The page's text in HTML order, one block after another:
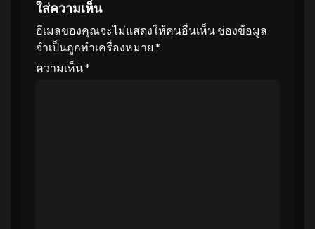
ใส่ความเห็น
อีเมลของคุณจะไม่แสดงให้คนอื่นเห็น ช่องข้อมูล
จำเป็นถูกทำเครื่องหมาย *
ความเห็น*